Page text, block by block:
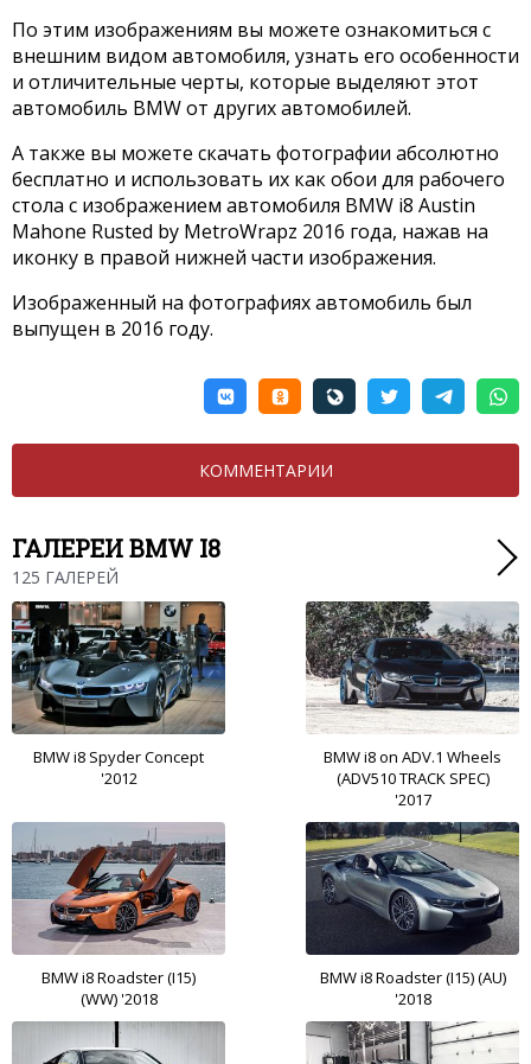
По этим изображениям вы можете ознакомиться с
внешним видом автомобиля, узнать его особенности
и отличительные черты, которые выделяют этот
автомобиль BMW от других автомобилей.
А также вы можете скачать фотографии абсолютно
бесплатно и использовать их как обои для рабочего
стола с изображением автомобиля BMW i8 Austin
Mahone Rusted by MetroWrapz 2016 года, нажав на
иконку в правой нижней части изображения.
Изображенный на фотографиях автомобиль был
выпущен в 2016 году.
КОММЕНТАРИИ
ГАЛЕРЕИ BMW I8
125 ГАЛЕРЕЙ
BMW i8 Spyder Concept
'2012
BMW i8 on ADV.1 Wheels
(ADV510 TRACK SPEC)
'2017
BMW i8 Roadster (I15)
(WW) '2018
BMW i8 Roadster (I15) (AU)
'2018